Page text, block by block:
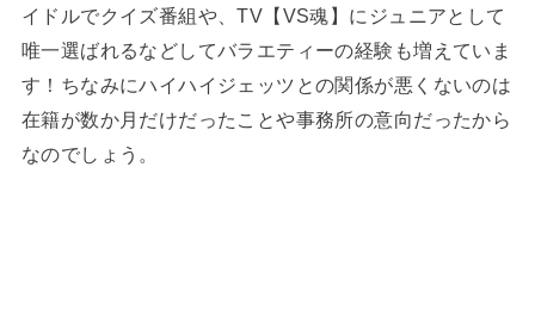
イドルでクイズ番組や、TV【VS魂】にジュニアとして
唯一選ばれるなどしてバラエティーの経験も増えていま
す！ちなみにハイハイジェッツとの関係が悪くないのは
在籍が数か月だけだったことや事務所の意向だったから
なのでしょう。